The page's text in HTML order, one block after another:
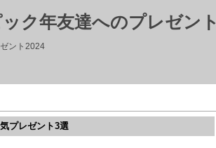
ク年友達へのプレゼント
ント2024
プレゼント3選